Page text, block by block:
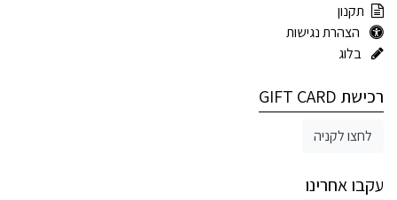
תקנון
הצהרת נגישות
בלוג
רכישת GIFT CARD
לחצו לקניה
עקבו אחרינו